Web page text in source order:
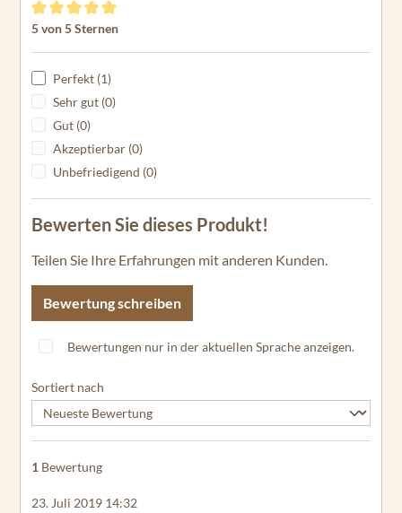
Durchschnittliche Bewertung von 5 von 5 Sternen
5 von 5 Sternen
Perfekt (1)
Sehr gut (0)
Gut (0)
Akzeptierbar (0)
Unbefriedigend (0)
Bewerten Sie dieses Produkt!
Teilen Sie Ihre Erfahrungen mit anderen Kunden.
Bewertung schreiben
Bewertungen nur in der aktuellen Sprache anzeigen.
Sortiert nach
1 Bewertung
23. Juli 2019 14:32